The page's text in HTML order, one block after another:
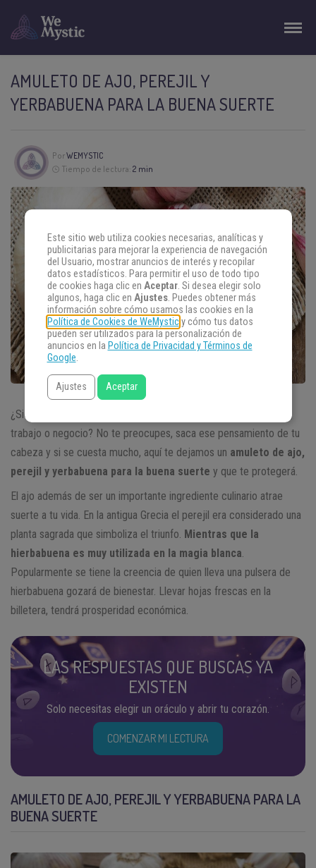
AMULETO DE AJO, PEREJIL Y
YERBABUENA PARA LA BUENA SUERTE
PorWEMYSTIC
Tiempo de lectura: 2 min
¿Sientes que no avanzas y que la prosperidad no llega a tu casa,
trabajo o negocio? No te preocupes, saca ese pensamiento de tu
cabeza y si se cuesta mucho, aquí te dejamos un amuleto de ajo,
perejil y yerbabuena para la buena suerte y que te protegerá.
El ajo además de ser un importante ingrediente culinario atrae
suerte a tu vida. En la antigua Grecia el perejil era considerado una
planta sagrada que simboliza el triunfo. Mientras que la
hierbabuena es muy utilizada en la magia blanca
Popularmente se tiene la creencia de quien lleva una pulsera de
hierbabuena gozará de bienestar. Llevar hojas frescas en la
billetera, tendrá prosperidad económica.
LAS RESPUESTAS QUE BUSCAS YA
EXISTEN
Solo necesitas elegir un oráculo y abrir tu corazón.
COMENZAR MI LECTURA
AMULETO DE AJO, PEREJIL Y YERBABUENA PARA LA
BUENA SUERTE
Este sitio web utiliza cookies necesarias, analíticas y
publicitarias para mejorar la experiencia de navegación
del Usuario, mostrar anuncios de interés y recopilar
datos estadísticos. Para permitir el uso de todo tipo
de cookies haga clic en Aceptar. Si desea elegir solo
algunos, haga clic en Ajustes. Puedes obtener más
información sobre cómo usamos las cookies en la
Política de Cookies de WeMysticy cómo tus datos
pueden ser utilizados para la personalización de
anuncios en la Política de Privacidad y Términos de
Google.
Ajustes Aceptar